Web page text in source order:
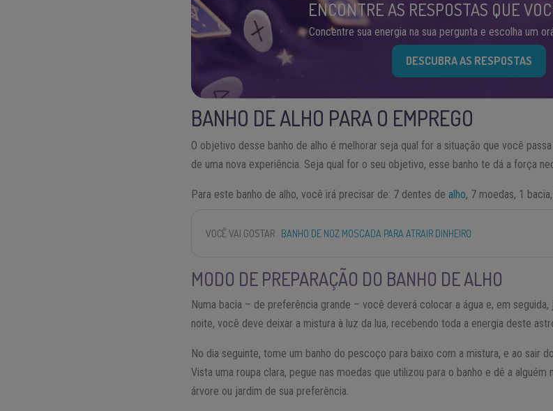
ENCONTRE AS RESPOSTAS QUE
Concentre sua energia na sua pergunta e escolha um
DESCUBRA AS RESPOSTAS
BANHO DE ALHO PARA O EMPREGO
O objetivo desse banho de alho é melhorar seja qual for a situação que você
de uma nova experiência. Seja qual for o seu objetivo, esse banho te dá a força
Para este banho de alho, você irá precisar de: 7 dentes dealho, 7 moedas, 1
VOCÊ VAI GOSTAR BANHO DE NOZ MOSCADA PARA ATRAIR DINHEIRO
MODO DE PREPARAÇÃO DO BANHO DE ALHO
Numa bacia – de preferência grande – você deverá colocar a água e, em seguida,
noite, você deve deixar a mistura à luz da lua, recebendo toda a energia deste
No dia seguinte, tome um banho do pescoço para baixo com a mistura, e ao sair
Vista uma roupa clara, pegue nas moedas que utilizou para o banho e dê a alguém
árvore ou jardim de sua preferência.